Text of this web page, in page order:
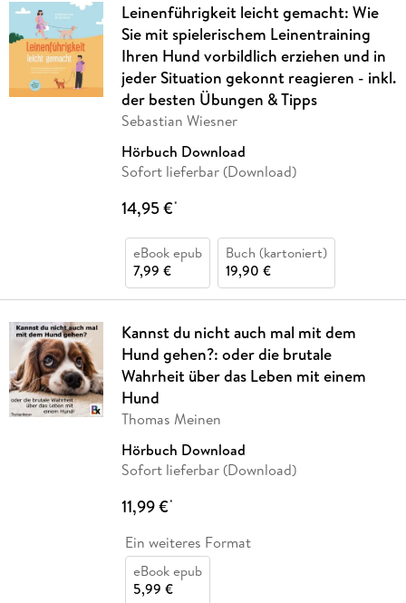
Leinenführigkeit leicht gemacht: Wie
Sie mit spielerischem Leinentraining
Ihren Hund vorbildlich erziehen und in
jeder Situation gekonnt reagieren - inkl.
der besten Übungen & Tipps
Sebastian Wiesner
Hörbuch Download
Sofort lieferbar (Download)
14,95 €*
eBook epub
7,99 €
Buch (kartoniert)
19,90 €
Kannst du nicht auch mal mit dem
Hund gehen?: oder die brutale
Wahrheit über das Leben mit einem
Hund
Thomas Meinen
Hörbuch Download
Sofort lieferbar (Download)
11,99 €*
Ein weiteres Format
eBook epub
5,99 €